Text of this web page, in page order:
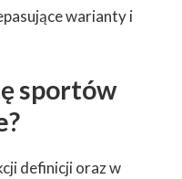
warianty i
sportów
definicji oraz w